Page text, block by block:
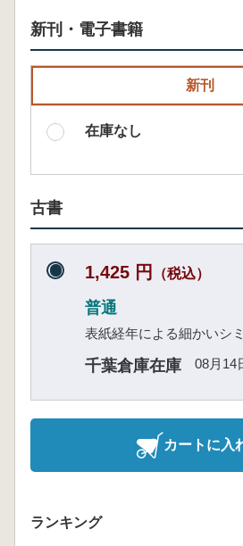
新刊・電子書籍
新刊
在庫なし
古書
1,425 円 （税込）
普通
表紙経年による細かいシミ
千葉倉庫在庫 08月14
カートに入
ランキング